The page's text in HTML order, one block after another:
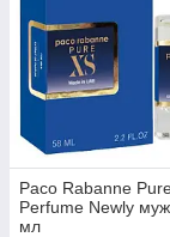
Paco Rabanne
Perfume Newly
мл